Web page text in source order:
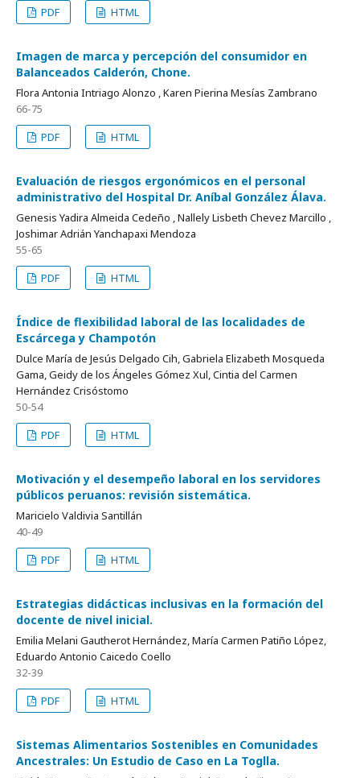
PDF HTML
Imagen de marca y percepción del consumidor en
Balanceados Calderón, Chone.
Flora Antonia Intriago Alonzo , Karen Pierina Mesías Zambrano
66-75
PDF
HTML
Evaluación de riesgos ergonómicos en el personal
administrativo del Hospital Dr. Aníbal González Álava.
Genesis Yadira Almeida Cedeño , Nallely Lisbeth Chevez Marcillo ,
Joshimar Adrián Yanchapaxi Mendoza
55-65
PDF
HTML
Índice de flexibilidad laboral de las localidades de
Escárcega y Champotón
Dulce María de Jesús Delgado Cih, Gabriela Elizabeth Mosqueda
Gama, Geidy de los Ángeles Gómez Xul, Cintia del Carmen
Hernández Crisóstomo
50-54
PDF
HTML
Motivación y el desempeño laboral en los servidores
públicos peruanos: revisión sistemática.
Maricielo Valdivia Santillán
40-49
PDF
HTML
Estrategias didácticas inclusivas en la formación del
docente de nivel inicial.
Emilia Melani Gautherot Hernández, María Carmen Patiño López,
Eduardo Antonio Caicedo Coello
32-39
PDF
HTML
Sistemas Alimentarios Sostenibles en Comunidades
Ancestrales: Un Estudio de Caso en La Toglla.